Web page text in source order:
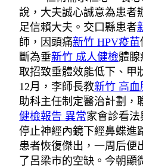
說，大夫誠心誠意為患者
足信賴大夫。交口縣患者
師，因頭痛新竹 HPV疫苗
斷為垂新竹 成人健檢體腺
取招致垂體效能低下、甲
12月，李師長教新竹 高血
助科主任制定醫治計劃，
健檢報告 異常家會診看
停止神經內鏡下經鼻蝶進
患者恢復傑出，一周后便
了呂梁市的空缺。今朝顯